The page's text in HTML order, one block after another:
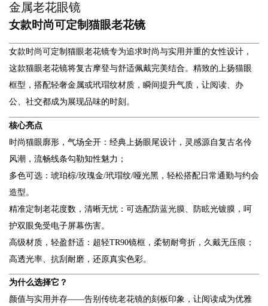
金属老花眼镜
女款时尚可定制猫眼老花镜
女款时尚可定制猫眼老花镜专为追求时尚与实用并重的女性设计，
这款猫眼老花镜将复古摩登与舒适佩戴完美结合。精致的上扬猫眼
框型，搭配轻奢金属或玳瑁纹材质，瞬间提升气质，让阅读、办
公、社交都成为展现品味的时刻。
核心亮点
时尚猫眼廓形，气场全开：经典上扬眼尾设计，灵感源自复古名伶
风潮，流畅线条勾勒知性魅力；
多色可选：琥珀棕/玫瑰金/玳瑁纹/哑光黑，轻松搭配日常通勤与约会
造型。
精准定制老花度数，清晰无忧：可选配防蓝光膜、防眩光镀膜，呵
护双眼免受电子屏幕伤害。
高级材质，轻盈舒适：超轻TR90镜框，柔韧耐弯折，久戴无压痕；
高透光率、抗刮耐磨，还原真实色彩。
为什么选择它？
颜值与实用并存——告别传统老花镜的刻板印象，让阅读成为优雅